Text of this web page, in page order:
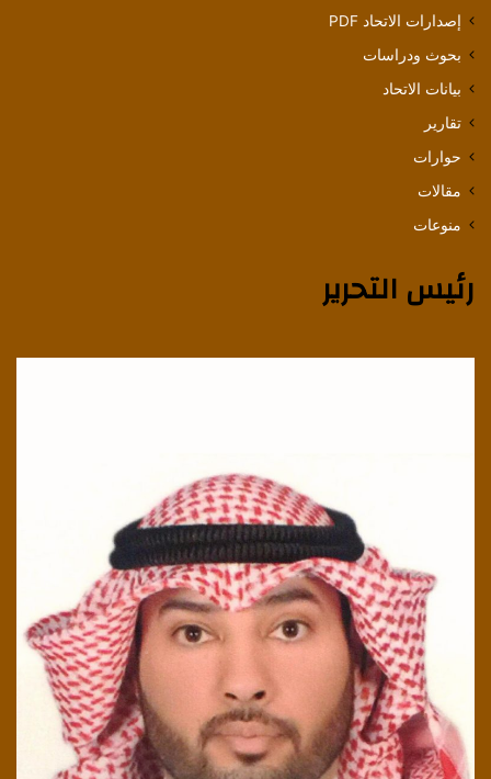
إصدارات الاتحاد PDF
بحوث ودراسات
بيانات الاتحاد
تقارير
حوارات
مقالات
منوعات
رئيس التحرير